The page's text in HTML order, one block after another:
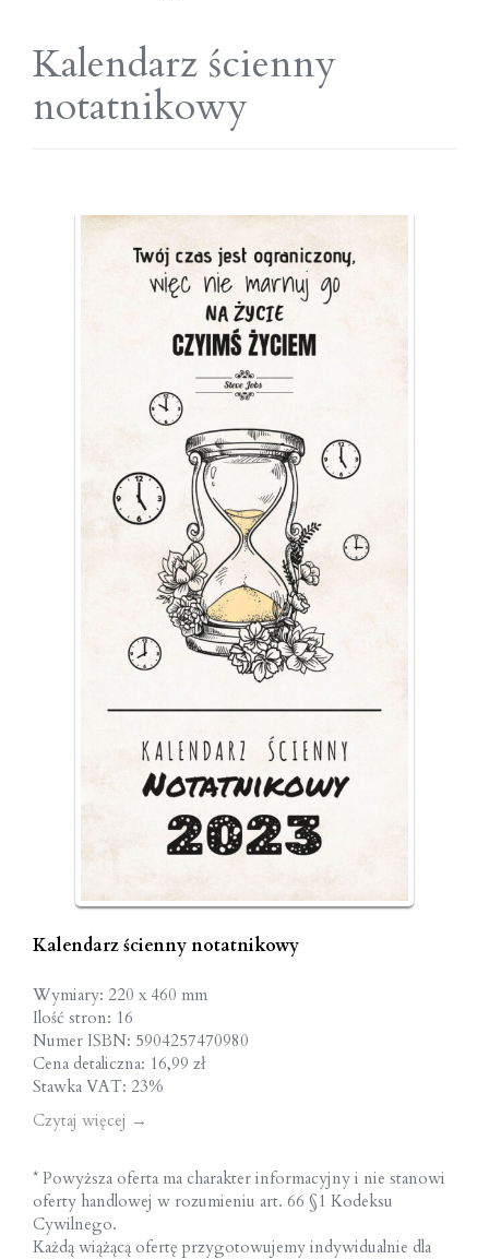
Kalendarz ścienny
notatnikowy
Kalendarz ścienny notatnikowy
Wymiary: 220 x 460 mm
Ilość stron: 16
Numer ISBN: 5904257470980
Cena detaliczna: 16,99 zł
Stawka VAT: 23%
Czytaj więcej →
* Powyższa oferta ma charakter informacyjny i nie stanowi
oferty handlowej w rozumieniu art. 66 §1 Kodeksu
Cywilnego.
Każdą wiążącą ofertę przygotowujemy indywidualnie dla